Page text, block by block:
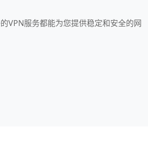
VPN服务都能为您提供稳定和安全的网